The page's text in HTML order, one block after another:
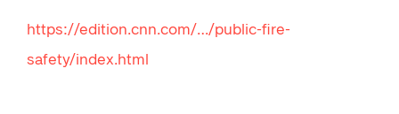
https://edition.cnn.com/…/public-fire-
safety/index.html